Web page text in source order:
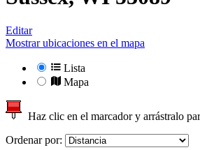
Editar
Mostrar ubicaciones en el mapa
Lista
Mapa
Haz clic en el marcador y arrástralo
Ordenar por: